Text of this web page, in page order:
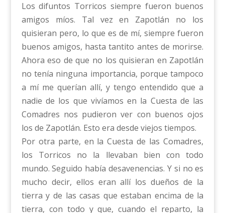
Los difuntos Torricos siempre fueron buenos
amigos míos. Tal vez en Zapotlán no los
quisieran pero, lo que es de mí, siempre fueron
buenos amigos, hasta tantito antes de morirse.
Ahora eso de que no los quisieran en Zapotlán
no tenía ninguna importancia, porque tampoco
a mí me querían allí, y tengo entendido que a
nadie de los que vivíamos en la Cuesta de las
Comadres nos pudieron ver con buenos ojos
los de Zapotlán. Esto era desde viejos tiempos.
Por otra parte, en la Cuesta de las Comadres,
los Torricos no la llevaban bien con todo
mundo. Seguido había desavenencias. Y si no es
mucho decir, ellos eran allí los dueños de la
tierra y de las casas que estaban encima de la
tierra, con todo y que, cuando el reparto, la